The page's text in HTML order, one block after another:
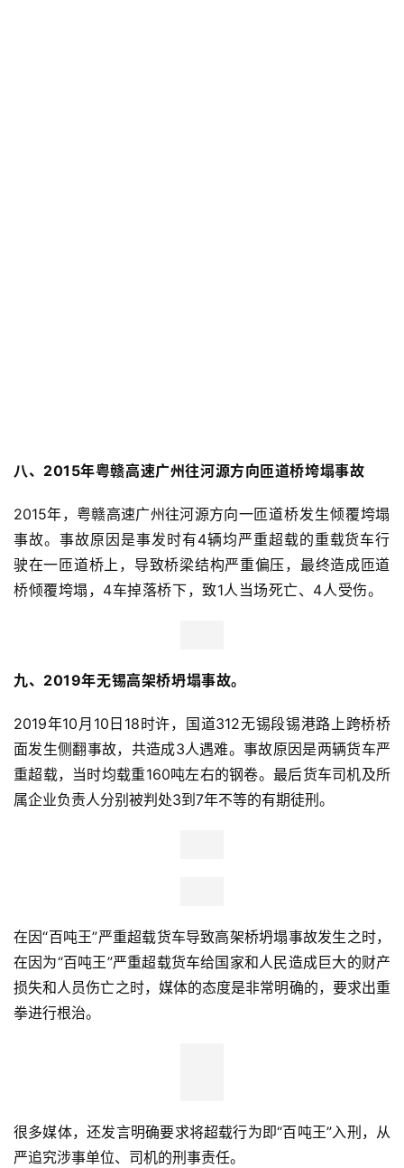
八、 2015年粤赣高速广州往河源方向 匝道桥垮塌事故
2015年，粤赣高速广州往河源方向一匝道桥发生倾覆垮塌
事故。事故原因是事发时有4辆均严重超载的重载货车行
驶在一匝道桥上， 导致桥梁结构严重偏压，最终造成匝道
桥倾覆垮塌，4车掉落桥下，致1人当场死亡、4人受伤。
九、2019年无锡高架桥坍塌事故。
2019年10月10日18时许，国道312无锡段锡港路上跨桥桥
面发生侧翻事故，共造成3人遇难。事故原因是两辆货车严
重超载，当时均载重160吨左右的钢卷。最后货车司机及所
属企业负责人分别被判处3到7年不等的有期徒刑。
在因“百吨王”严重超载货车导致高架桥坍塌事故发生之时，
在因为“百吨王”严重超载货车给国家和人民造成巨大的财产
损失和人员伤亡之时，媒体的态度是非常明确的，要求出重
拳进行根治。
很多媒体，还发言明确要求将超载行为即“百吨王”入刑，从
严追究涉事单位、司机的刑事责任。